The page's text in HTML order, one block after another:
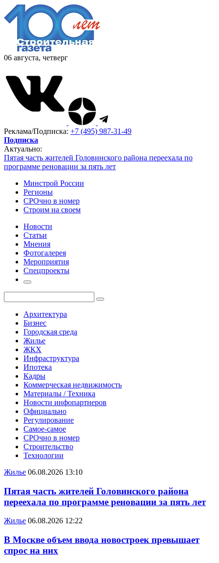
06 августа, четверг
Реклама/Подписка: +7 (495) 987-31-49
Подписка
Актуально:
Пятая часть жителей Головинского района переехала по
программе реновации за пять лет
Минстрой России
Регионы
СРОчно в номер
Строим на своем
Новости
Статьи
Мнения
Фотогалерея
Мероприятия
Спецпроекты
Архитектура
Бизнес
Городская среда
Жилье
ЖКХ
Инфраструктура
Ипотека
Кадры
Коммерческая недвижимость
Материалы / Техника
Новости инфопартнеров
Официально
Регулирование
Самое-самое
СРОчно в номер
Строительство
Технологии
Жилье 06.08.2026 13:10
Пятая часть жителей Головинского района
переехала по программе реновации за пять лет
Жилье 06.08.2026 12:22
В Москве объем ввода новостроек превышает
спрос на них